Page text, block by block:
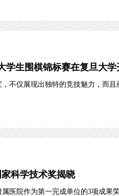
学生围棋锦标赛在复旦大学
不仅展现出独特的竞技魅力，而且
科学技术奖揭晓
医院作为第一完成单位的3项成果